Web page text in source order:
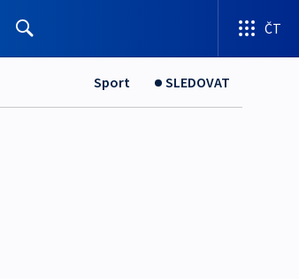
ČT
Sport SLEDOVAT